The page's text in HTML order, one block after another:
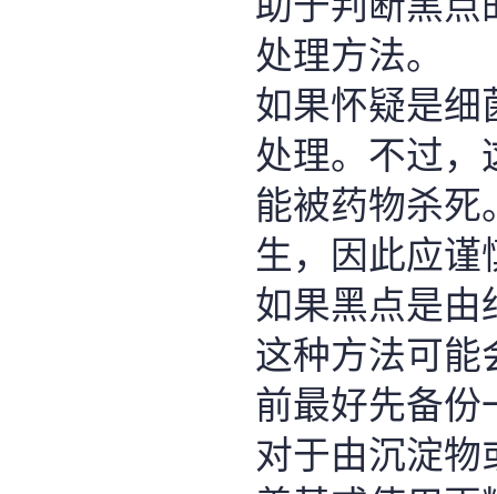
处理方法。
如果怀疑是细
处理。不过，
能被药物杀死
生，因此应谨
如果黑点是由
这种方法可能
前最好先备份
对于由沉淀物